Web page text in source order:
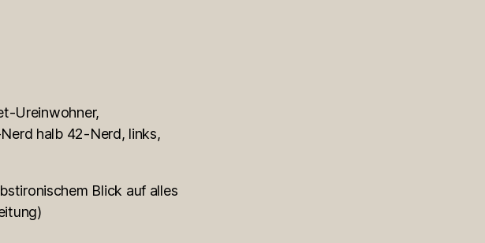
Ureinwohner,
halb 42-Nerd, links,
Blick auf alles